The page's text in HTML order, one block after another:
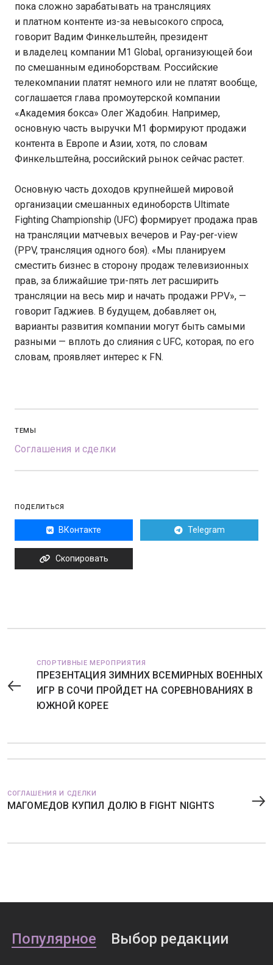
пока сложно зарабатывать на трансляциях
и платном контенте из-за невысокого спроса,
говорит Вадим Финкельштейн, президент
и владелец компании M1 Global, организующей бои
по смешанным единоборствам. Российские
телекомпании платят немного или не платят вообще,
соглашается глава промоутерской компании
«Академия бокса» Олег Жадобин. Например,
основную часть выручки М1 формируют продажи
контента в Европе и Азии, хотя, по словам
Финкельштейна, российский рынок сейчас растет.
Основную часть доходов крупнейшей мировой
организации смешанных единоборств Ultimate
Fighting Championship (UFC) формирует продажа прав
на трансляции матчевых вечеров и Pay-per-view
(PPV, трансляция одного боя). «Мы планируем
сместить бизнес в сторону продаж телевизионных
прав, за ближайшие три-пять лет расширить
трансляции на весь мир и начать продажи PPV», —
говорит Гаджиев. В будущем, добавляет он,
варианты развития компании могут быть самыми
разными — вплоть до слияния с UFC, которая, по его
словам, проявляет интерес к FN.
ТЕМЫ
Соглашения и сделки
ПОДЕЛИТЬСЯ
ВКонтакте Telegram
Скопировать
СПОРТИВНЫЕ МЕРОПРИЯТИЯ
ПРЕЗЕНТАЦИЯ ЗИМНИХ ВСЕМИРНЫХ ВОЕННЫХ
ИГР В СОЧИ ПРОЙДЕТ НА СОРЕВНОВАНИЯХ В
ЮЖНОЙ КОРЕЕ
СОГЛАШЕНИЯ И СДЕЛКИ
МАГОМЕДОВ КУПИЛ ДОЛЮ В FIGHT NIGHTS
Популярное Выбор редакции